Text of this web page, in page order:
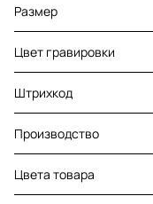
Размер
Цвет гравировки
Штрихкод
Производство
Цвета товара